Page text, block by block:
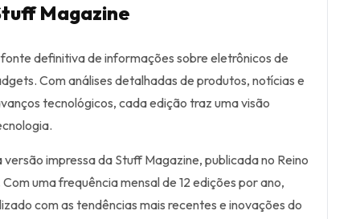
Magazine
definitiva de informações sobre eletrônicos de
Com análises detalhadas de produtos, notícias e
tecnológicos, cada edição traz uma visão
impressa da Stuff Magazine, publicada no Reino
uma frequência mensal de 12 edições por ano,
com as tendências mais recentes e inovações do